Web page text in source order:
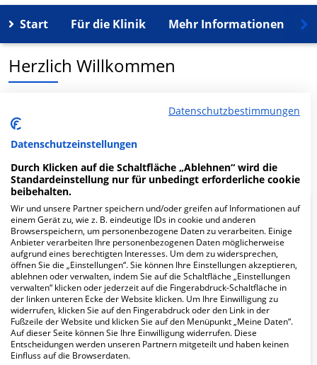
Start Für die Klinik Mehr Informationen
Herzlich Willkommen
MVZ DaVita Alsdorf in der Hubertusstr. 23 ist ein
medizinisches Versorgungszentrum in Alsdorf.
Mehr Informationen
FAQ
Hier ﬁnden Sie häuﬁg gestellte Fragen zu dieser Klinik.
Wie lautet die Adresse von MVZ DaVita
Alsdorf?
Hubertusstr. 23
52477 Alsdorf
Datenschutzbestimmungen
Datenschutzeinstellungen
Durch Klicken auf die Schaltfläche „Ablehnen“ wird die
Standardeinstellung nur für unbedingt erforderliche cookie
beibehalten.
Wir und unsere Partner speichern und/oder greifen auf Informationen auf
einem Gerät zu, wie z. B. eindeutige IDs in cookie und anderen
Browserspeichern, um personenbezogene Daten zu verarbeiten. Einige
Anbieter verarbeiten Ihre personenbezogenen Daten möglicherweise
aufgrund eines berechtigten Interesses. Um dem zu widersprechen,
öffnen Sie die „Einstellungen“. Sie können Ihre Einstellungen akzeptieren,
ablehnen oder verwalten, indem Sie auf die Schaltfläche „Einstellungen
verwalten“ klicken oder jederzeit auf die Fingerabdruck-Schaltfläche in
der linken unteren Ecke der Website klicken. Um Ihre Einwilligung zu
widerrufen, klicken Sie auf den Fingerabdruck oder den Link in der
Fußzeile der Website und klicken Sie auf den Menüpunkt „Meine Daten“.
Auf dieser Seite können Sie Ihre Einwilligung widerrufen. Diese
Entscheidungen werden unseren Partnern mitgeteilt und haben keinen
Einfluss auf die Browserdaten.